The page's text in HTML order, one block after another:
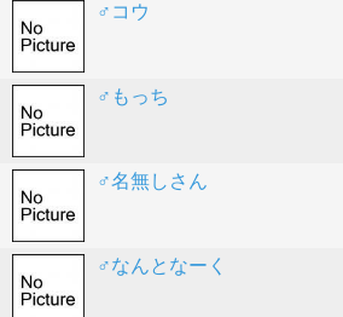
♂コウ
♂もっち
♂名無しさん
♂なんとなーく